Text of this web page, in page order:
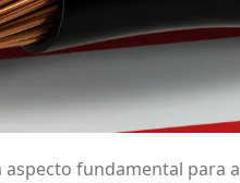
fundamental para a